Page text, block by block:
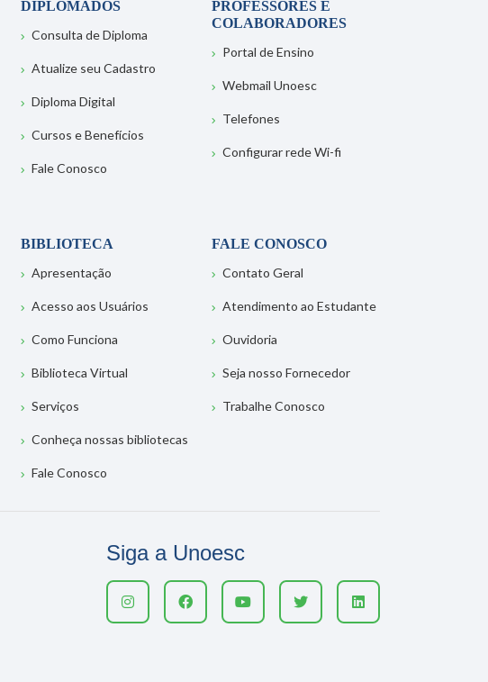
DIPLOMADOS
Consulta de Diploma
Atualize seu Cadastro
Diploma Digital
Cursos e Benefícios
Fale Conosco
PROFESSORES E
COLABORADORES
Portal de Ensino
Webmail Unoesc
Telefones
Configurar rede Wi-fi
BIBLIOTECA
Apresentação
Acesso aos Usuários
Como Funciona
Biblioteca Virtual
Serviços
Conheça nossas bibliotecas
Fale Conosco
FALE CONOSCO
Contato Geral
Atendimento ao Estudante
Ouvidoria
Seja nosso Fornecedor
Trabalhe Conosco
Siga a Unoesc